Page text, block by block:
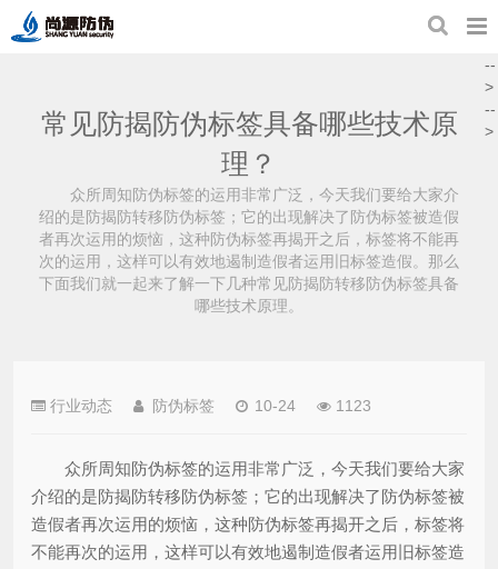
常见防揭防伪标签具备哪些技术原
理？
众所周知防伪标签的运用非常广泛，今天我们要给大家介
绍的是防揭防转移防伪标签；它的出现解决了防伪标签被造假
者再次运用的烦恼，这种防伪标签再揭开之后，标签将不能再
次的运用，这样可以有效地遏制造假者运用旧标签造假。那么
下面我们就一起来了解一下几种常见防揭防转移防伪标签具备
哪些技术原理。
行业动态 防伪标签 10-24 1123
众所周知防伪标签的运用非常广泛，今天我们要给大家
介绍的是防揭防转移防伪标签；它的出现解决了防伪标签被
造假者再次运用的烦恼，这种防伪标签再揭开之后，标签将
不能再次的运用，这样可以有效地遏制造假者运用旧标签造
--
>
--
>